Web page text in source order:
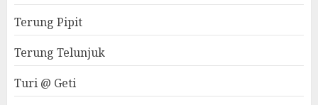
Terung Pipit
Terung Telunjuk
Turi @ Geti